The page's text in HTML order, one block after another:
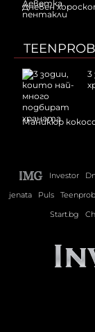
Дневен
3
Маникюр
Investor
jenata
Puls
Start.bg